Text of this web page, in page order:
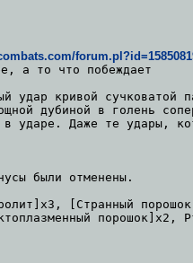
а то что побеждает
удар кривой сучковатой
дубиной в голень
в ударе. Даже те удары,
были отменены.
[Странный
порошок]x2,